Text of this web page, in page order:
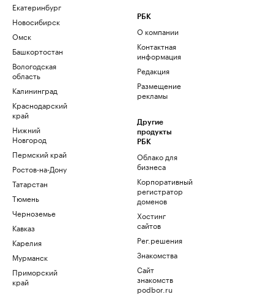
Екатеринбург
Новосибирск
Омск
Башкортостан
Вологодская
область
Калининград
Краснодарский
край
Нижний
Новгород
Пермский край
Ростов-на-Дону
Татарстан
Тюмень
Черноземье
Кавказ
Карелия
Мурманск
Приморский
край
РБК
О компании
Контактная
информация
Редакция
Размещение
рекламы
Другие
продукты
РБК
Облако для
бизнеса
Корпоративный
регистратор
доменов
Хостинг
сайтов
Рег.решения
Знакомства
Сайт
знакомств
podbor.ru